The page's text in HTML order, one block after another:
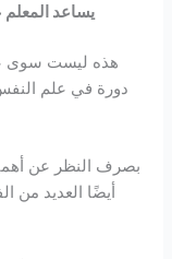
يساعد
هذه ليست سوى
دورة في علم
بصرف النظر عن
أيضًا العديد من